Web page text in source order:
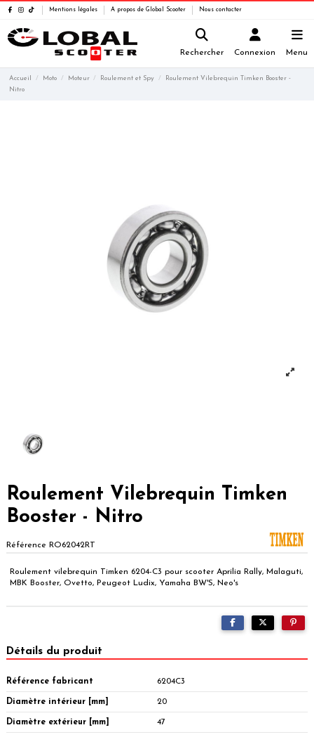
Mentions légales A propos de Global Scooter Nous contacter
Rechercher Connexion Menu
Accueil Moto Moteur Roulement et Spy
Roulement Vilebrequin Timken Booster -
Nitro
Roulement Vilebrequin Timken
Booster - Nitro
Référence RO62042RT
Roulement vilebrequin Timken 6204-C3 pour scooter Aprilia Rally, Malaguti,
MBK Booster, Ovetto, Peugeot Ludix, Yamaha BW'S, Neo's
Détails du produit
Référence fabricant 6204C3
Diamètre intérieur [mm] 20
Diamètre extérieur [mm] 47